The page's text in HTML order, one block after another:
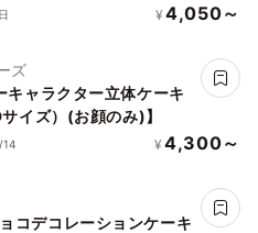
¥ 4,050～
ズ
ャラクター立体ケーキ
イズ）(お顔のみ)】
14 ¥ 4,300～
コデコレーションケーキ